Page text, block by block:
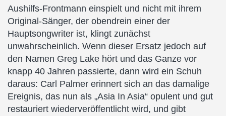
Aushilfs-Frontmann einspielt und nicht mit ihrem
Original-Sänger, der obendrein einer der
Hauptsongwriter ist, klingt zunächst
unwahrscheinlich. Wenn dieser Ersatz jedoch auf
den Namen Greg Lake hört und das Ganze vor
knapp 40 Jahren passierte, dann wird ein Schuh
daraus: Carl Palmer erinnert sich an das damalige
Ereignis, das nun als „Asia In Asia“ opulent und gut
restauriert wiederveröffentlicht wird, und gibt